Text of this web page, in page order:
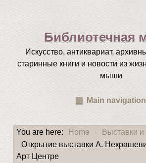
Библиотечная
Искусство, антиквариат,
старинные книги и новости из
мыши
Main navigation
You are here: Home › Выставки и
Открытие выставки А.
Арт Центре